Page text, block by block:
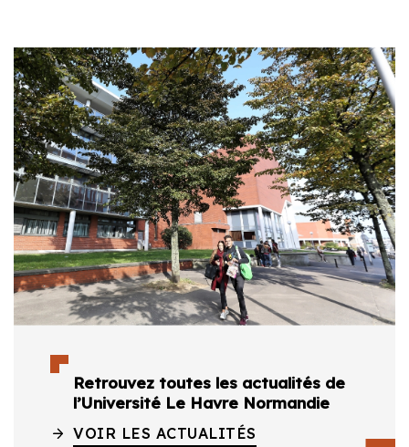
Retrouvez toutes les actualités de
l’Université Le Havre Normandie
VOIR LES ACTUALITÉS